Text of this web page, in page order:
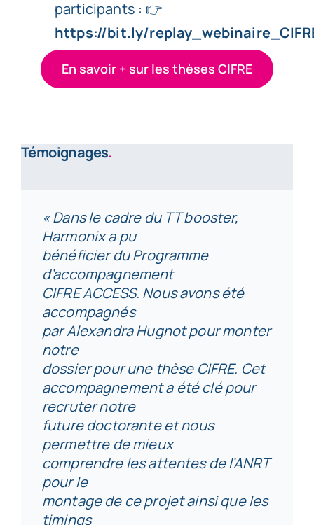
participants : 👉
https://bit.ly/
En savoir + sur les thèses CIFRE
Témoignages.
« Dans le cadre du TT booster,
Harmonix a pu
bénéficier du Programme
d’accompagnement
CIFRE ACCESS. Nous avons été
accompagnés
par Alexandra Hugnot pour monter
notre
dossier pour une thèse CIFRE. Cet
accompagnement a été clé pour
recruter notre
future doctorante et nous
permettre de mieux
comprendre les attentes de l’ANRT
pour le
montage de ce projet ainsi que les
timings